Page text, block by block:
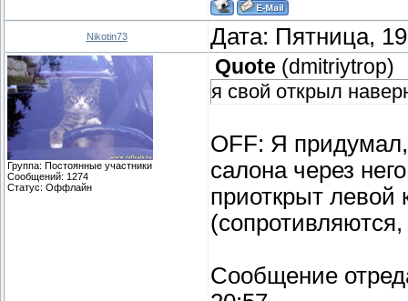
Nikotin73 Дата: Пятница,
Группа: Постоянные участники
Сообщений: 1274
Статус: Оффлайн
Quote (dmitriytrop)
я свой открыл
OFF: Я
салона через
приоткрыт левой
Сообщение